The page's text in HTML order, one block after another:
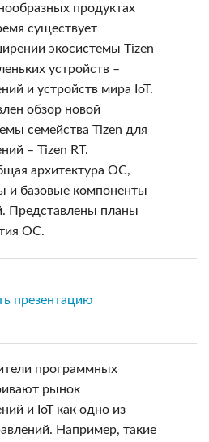
продуктах
существует
экосистемы Tizen
устройств –
и устройств мира IoT.
обзор новой
семейства Tizen для
– Tizen RT.
архитектура ОС,
и базовые компоненты
Представлены планы
OC.
презентацию
программных
рынок
и IoT как одно из
Например, такие